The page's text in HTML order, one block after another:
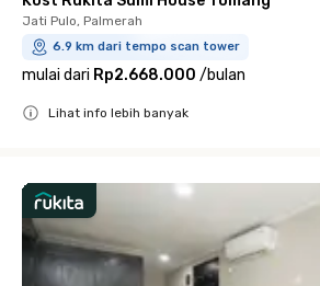
Jati Pulo, Palmerah
6.9 km dari tempo scan tower
mulai dari Rp2.668.000 /bulan
Lihat info lebih banyak